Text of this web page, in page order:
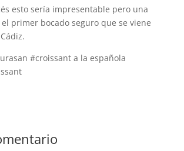
esto sería impresentable pero una
primer bocado seguro que se viene
#croissant a la española